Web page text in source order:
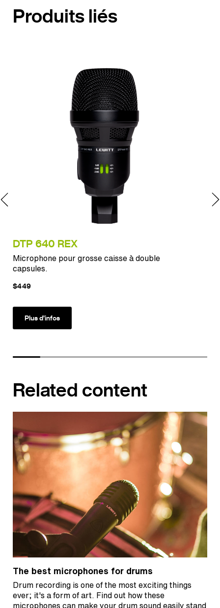
Produits liés
DTP 640 REX
Microphone pour grosse caisse à double
capsules.
$449
Plus d’infos
Related content
The best microphones for drums
Drum recording is one of the most exciting things
ever; it's a form of art. Find out how these
microphones can make your drum sound easily stand